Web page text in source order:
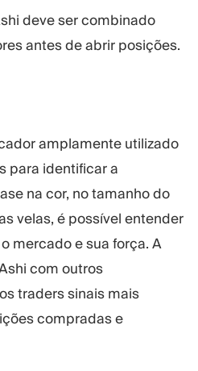
deve ser combinado
antes de abrir posições.
amplamente utilizado
para identificar a
na cor, no tamanho do
velas, é possível entender
mercado e sua força. A
com outros
traders sinais mais
compradas e